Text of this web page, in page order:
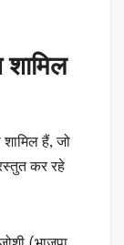
हैं, जो
कर रहे